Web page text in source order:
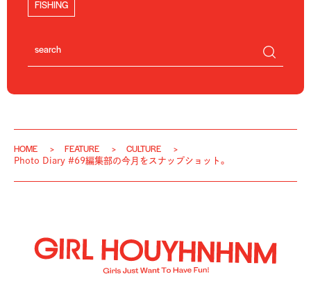
FISHING
HOME FEATURE
CULTURE
Photo Diary #69編集部の今月をスナップショット。